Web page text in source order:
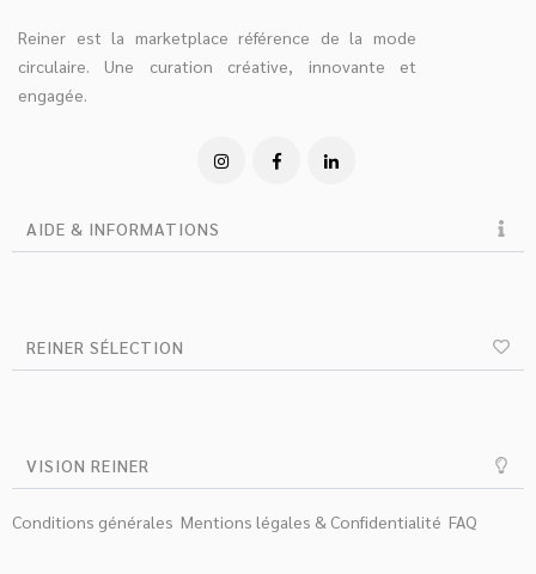
Reiner est la marketplace référence de la mode
circulaire. Une curation créative, innovante et
engagée.
AIDE & INFORMATIONS
REINER SÉLECTION
VISION REINER
Conditions générales Mentions légales & Confidentialité FAQ